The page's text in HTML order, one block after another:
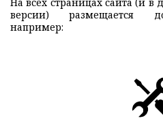
версии) размещается
например: